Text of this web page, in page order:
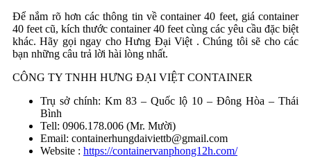
Để nắm rõ hơn các thông tin về container 40 feet, giá container
40 feet cũ, kích thước container 40 feet cùng các yêu cầu đặc biệt
khác. Hãy gọi ngay cho Hưng Đại Việt . Chúng tôi sẽ cho các
bạn những câu trả lời hài lòng nhất.
CÔNG TY TNHH HƯNG ĐẠI VIỆT CONTAINER
Trụ sở chính: Km 83 – Quốc lộ 10 – Đông Hòa – Thái
Bình
Tell: 0906.178.006 (Mr. Mười)
Email: containerhungdaiviettb@gmail.com
Website : https://containervanphong12h.com/